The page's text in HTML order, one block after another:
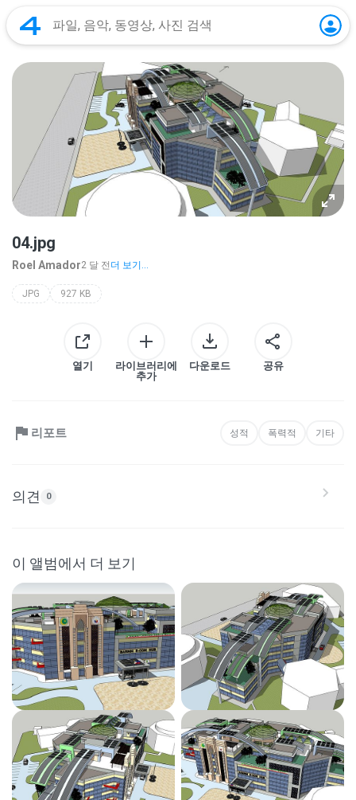
04.jpg
Roel Amador2 달 전 더 보기...
JPG 927 KB
열기
라이브러리에
추가
다운로드 공유
리포트 성적 폭력적 기타
의견 0
이 앨범에서 더 보기